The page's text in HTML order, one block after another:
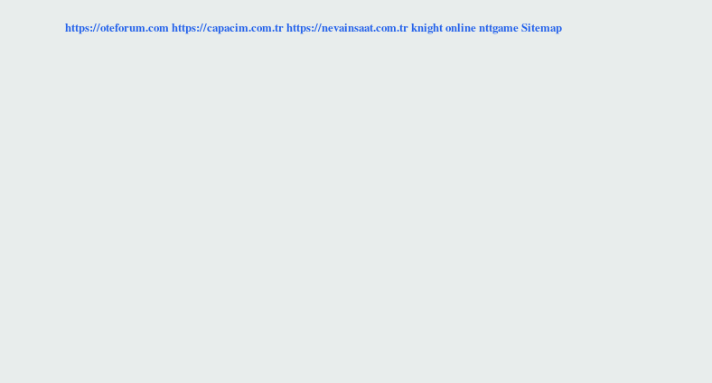
https://oteforum.comhttps://capacim.com.trhttps://nevainsaat.com.trknight onlinenttgameSitemap